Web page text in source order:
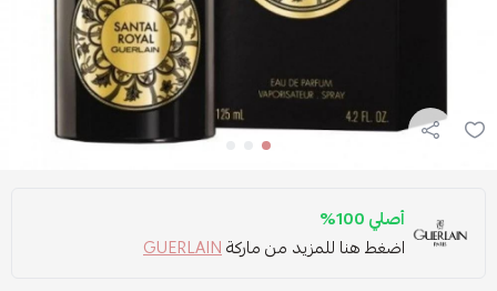
أصلي 100%
اضغط هنا للمزيد من ماركةGUERLAIN